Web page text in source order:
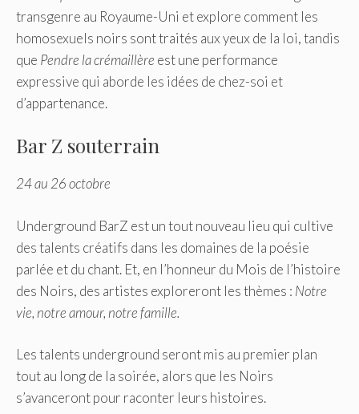
transgenre au Royaume-Uni et explore comment les
homosexuels noirs sont traités aux yeux de la loi, tandis
que Pendre la crémaillère est une performance
expressive qui aborde les idées de chez-soi et
d’appartenance.
Bar Z souterrain
24 au 26 octobre
Underground BarZ est un tout nouveau lieu qui cultive
des talents créatifs dans les domaines de la poésie
parlée et du chant. Et, en l’honneur du Mois de l’histoire
des Noirs, des artistes exploreront les thèmes : Notre
vie, notre amour, notre famille.
Les talents underground seront mis au premier plan
tout au long de la soirée, alors que les Noirs
s’avanceront pour raconter leurs histoires.